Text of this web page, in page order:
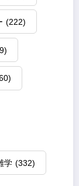
(222)
学 (332)